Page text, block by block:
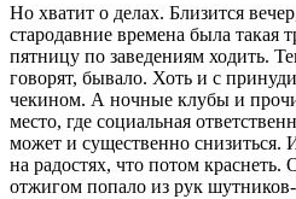
Но хватит о делах. Близится
стародавние времена была такая
пятницу по заведениям ходить.
говорят, бывало. Хоть и с
чекином. А ночные клубы и
место, где социальная
может и существенно снизиться.
на радостях, что потом краснеть.
отжигом попало из рук